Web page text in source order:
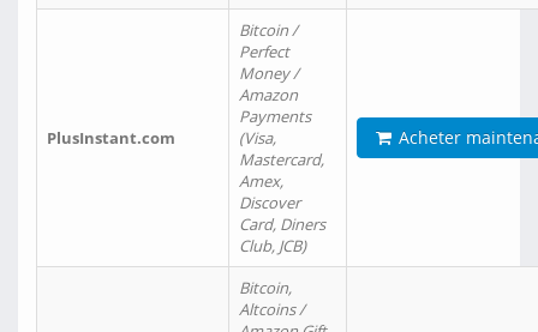
PlusInstant.com
Bitcoin /
Perfect
Money /
Amazon
Payments
(Visa,
Mastercard,
Amex,
Discover
Card, Diners
Club, JCB)
Acheter
Bitcoin,
Altcoins /